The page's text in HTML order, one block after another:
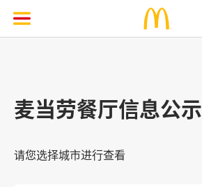
麦当劳餐厅信息公示
请您选择城市进行查看